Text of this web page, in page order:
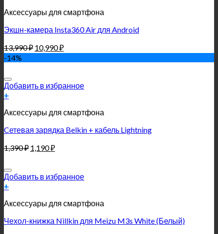
Аксессуары для смартфона
Экшн-камера Insta360 Air для Android
13,990₽ 10,990₽
-14%
Добавить в избранное
+
Аксессуары для смартфона
Cетевая зарядка Belkin + кабель Lightning
1,390₽ 1,190₽
Добавить в избранное
+
Аксессуары для смартфона
Чехол-книжка Nillkin для Meizu M3s White (Белый)